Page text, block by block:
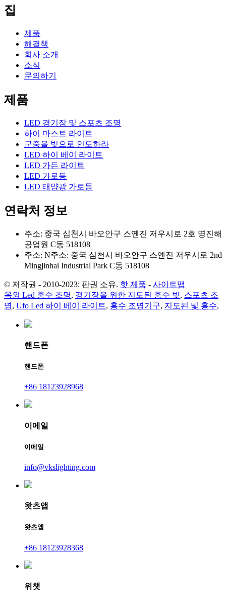
집
제품
해결책
회사 소개
소식
문의하기
제품
LED 경기장 및 스포츠 조명
하이 마스트 라이트
군중을 빛으로 인도하라
LED 하이 베이 라이트
LED 가든 라이트
LED 가로등
LED 태양광 가로등
연락처 정보
주소: 중국 심천시 바오안구 스옌진 저우시로 2호 명진해
공업원 C동 518108
주소: N주소: 중국 심천시 바오안구 스옌진 저우시로 2nd
Mingjinhai Industrial Park C동 518108
© 저작권 - 2010-2023: 판권 소유. 핫 제품 - 사이트맵
옥외 Led 홍수 조명, 경기장을 위한 지도된 홍수 빛, 스포츠 조
명, Ufo Led 하이 베이 라이트, 홍수 조명기구, 지도된 빛 홍수,
핸드폰
핸드폰
+86 18123928968
이메일
이메일
info@vkslighting.com
왓츠앱
왓츠앱
+86 18123928368
위챗